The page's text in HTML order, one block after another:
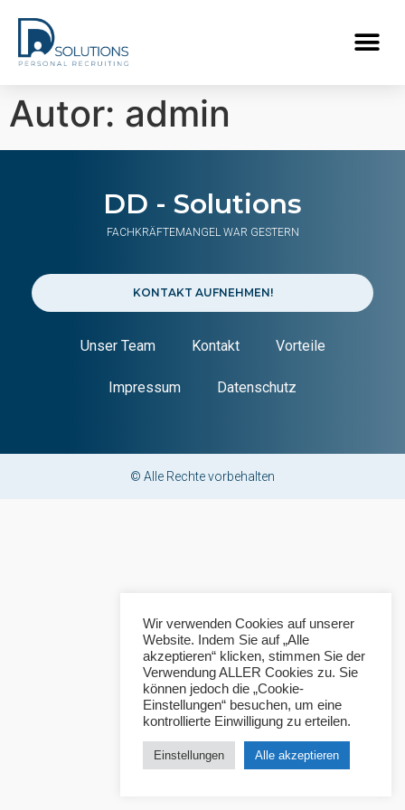
Autor: admin
DD - Solutions
FACHKRÄFTEMANGEL WAR GESTERN
KONTAKT AUFNEHMEN!
Unser Team Kontakt Vorteile
Impressum Datenschutz
© Alle Rechte vorbehalten
Wir verwenden Cookies auf unserer
Website. Indem Sie auf „Alle
akzeptieren“ klicken, stimmen Sie der
Verwendung ALLER Cookies zu. Sie
können jedoch die „Cookie-
Einstellungen“ besuchen, um eine
kontrollierte Einwilligung zu erteilen.
Einstellungen Alle akzeptieren